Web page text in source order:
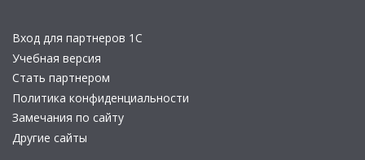
Вход для партнеров 1С
Учебная версия
Стать партнером
Политика конфиденциальности
Замечания по сайту
Другие сайты